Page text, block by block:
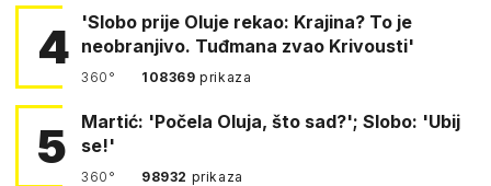
4
'Slobo prije Oluje rekao: Krajina? To je
neobranjivo. Tuđmana zvao Krivousti'
360° 108369prikaza
5
Martić: 'Počela Oluja, što sad?'; Slobo: 'Ubij
se!'
360° 98932 prikaza